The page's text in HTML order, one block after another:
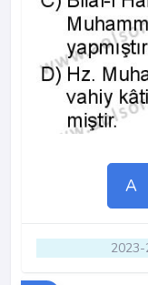
A
2023-